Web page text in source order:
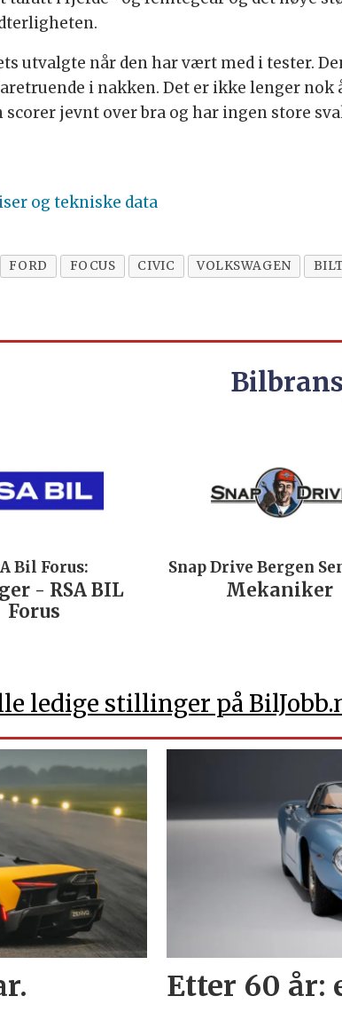
utvalgte når den har vært med i tester.
i nakken. Det er ikke lenger nok
jevnt over bra og har ingen store
og tekniske data
FORD FOCUS CIVIC VOLKSWAGEN
Bil Forus:
- RSA BIL
Forus
Snap Drive Bergen
Mekaniker
ledige stillinger på
Etter 60 år: